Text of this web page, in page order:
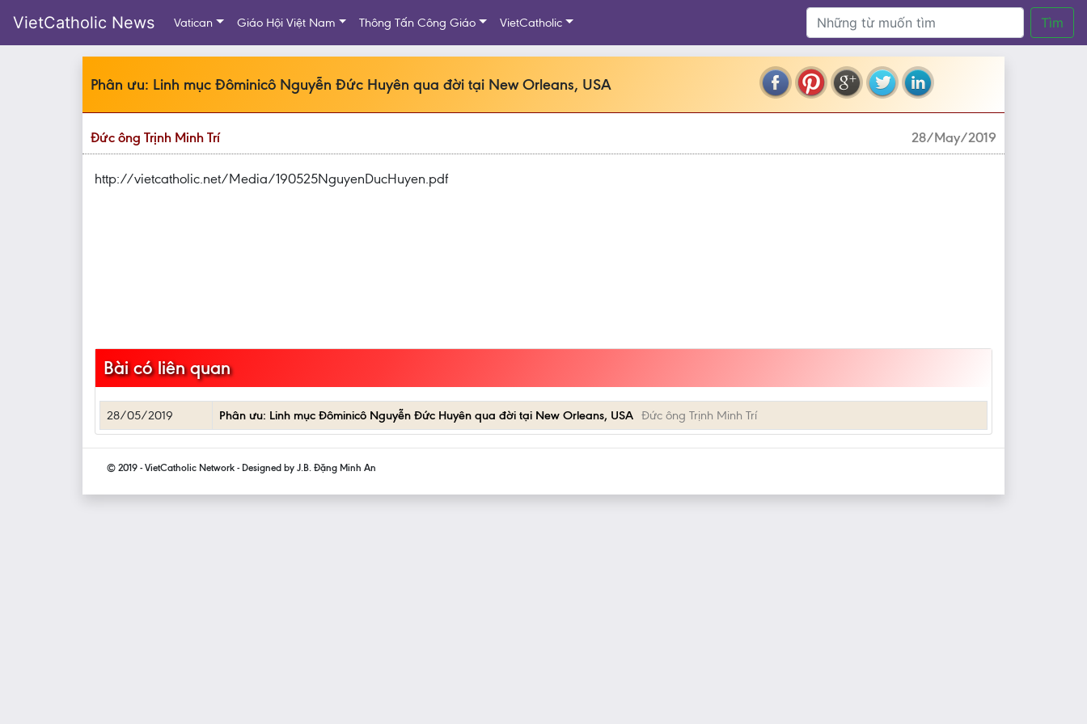
VietCatholic News Vatican Giáo Hội Việt Nam Thông Tấn Công Giáo VietCatholic Tìm
Phân ưu: Linh mục Đôminicô Nguyễn Đức Huyên qua đời tại New Orleans, USA
Đức ông Trịnh Minh Trí 28/May/2019
http://vietcatholic.net/Media/190525NguyenDucHuyen.pdf
Bài có liên quan
28/05/2019 Phân ưu: Linh mục Đôminicô Nguyễn Đức Huyên qua đời tại New Orleans, USA Đức ông Trịnh Minh Trí
© 2019 - VietCatholic Network - Designed by J.B. Đặng Minh An